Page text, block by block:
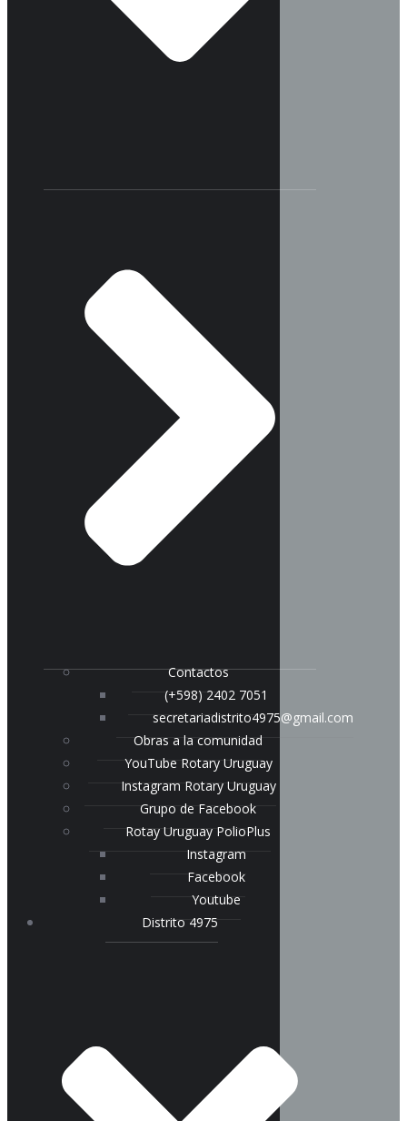
Contactos
(+598) 2402 7051
secretariadistrito4975@gmail.com
Obras a la comunidad
YouTube Rotary Uruguay
Instagram Rotary Uruguay
Grupo de Facebook
Rotay Uruguay PolioPlus
Instagram
Facebook
Youtube
Distrito 4975